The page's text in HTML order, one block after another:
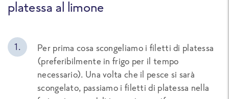
platessa al limone
Per prima cosa scongeliamo i filetti di platessa
(preferibilmente in frigo per il tempo
necessario). Una volta che il pesce si sarà
scongelato, passiamo i filetti di platessa nella